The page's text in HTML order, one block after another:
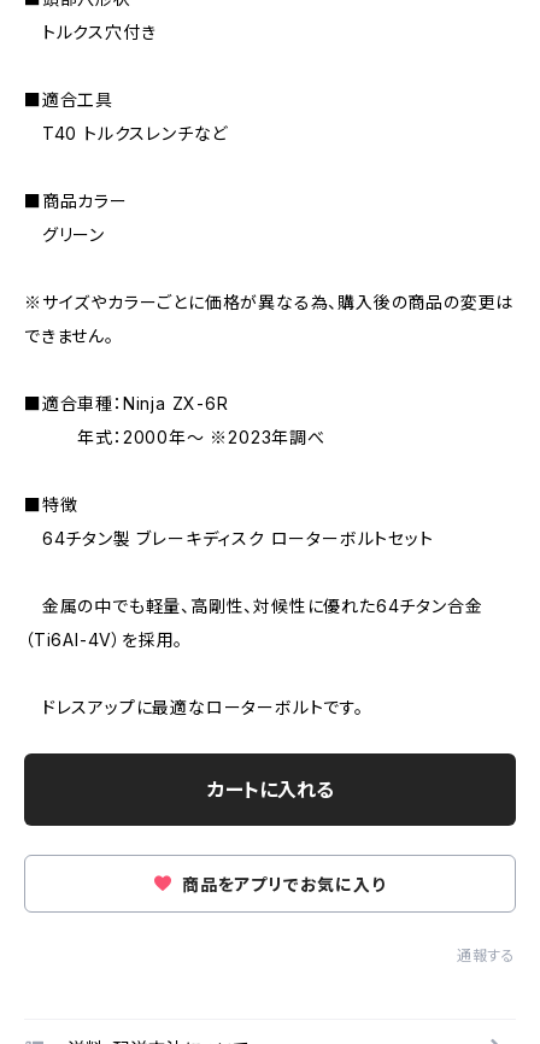
トルクス穴付き
■適合工具
T40 トルクスレンチなど
■商品カラー
グリーン
※サイズやカラーごとに価格が異なる為、購入後の商品の変更は
できません。
■適合車種：Ninja ZX-6R
年式：2000年〜 ※2023年調べ
■特徴
64チタン製 ブレーキディスク ローターボルトセット
金属の中でも軽量、高剛性、対候性に優れた64チタン合金
（Ti6AI-4V）を採用。
ドレスアップに最適なローターボルトです。
カートに入れる
商品をアプリでお気に入り
通報する